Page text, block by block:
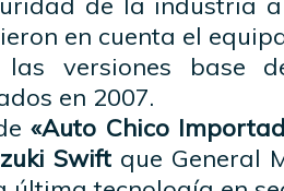
en cuenta el
las versiones base
en 2007.
«Auto Chico
Swift que General